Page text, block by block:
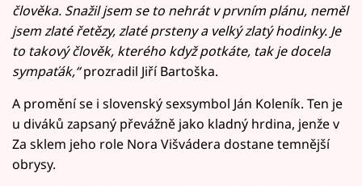
člověka. Snažil jsem se to nehrát v prvním plánu, neměl
jsem zlaté řetězy, zlaté prsteny a velký zlatý hodinky. Je
to takový člověk, kterého když potkáte, tak je docela
sympaťák,“prozradil Jiří Bartoška.
A promění se i slovenský sexsymbol Ján Koleník. Ten je
u diváků zapsaný převážně jako kladný hrdina, jenže v
Za sklem jeho role Nora Višvádera dostane temnější
obrysy.